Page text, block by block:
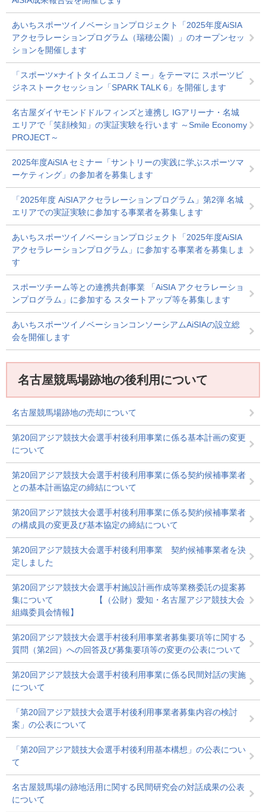
あいちスポーツイノベーションプロジェクト「2025年度AiSIA
アクセラレーションプログラム（瑞穂公園）」のオープンセッ
ションを開催します
「スポーツ×ナイトタイムエコノミー」をテーマに スポーツビ
ジネストークセッション「SPARK TALK 6」を開催します
名古屋ダイヤモンドドルフィンズと連携し IGアリーナ・名城
エリアで「笑顔検知」の実証実験を行います ～Smile Economy
PROJECT～
2025年度AiSIA セミナー「サントリーの実践に学ぶスポーツマ
ーケティング」の参加者を募集します
「2025年度 AiSIAアクセラレーションプログラム」第2弾 名城
エリアでの実証実験に参加する事業者を募集します
あいちスポーツイノベーションプロジェクト「2025年度AiSIA
アクセラレーションプログラム」に参加する事業者を募集しま
す
スポーツチーム等との連携共創事業 「AiSIA アクセラレーショ
ンプログラム」に参加する スタートアップ等を募集します
あいちスポーツイノベーションコンソーシアムAiSIAの設立総
会を開催します
名古屋競馬場跡地の後利用について
名古屋競馬場跡地の売却について
第20回アジア競技大会選手村後利用事業に係る基本計画の変更
について
第20回アジア競技大会選手村後利用事業に係る契約候補事業者
との基本計画協定の締結について
第20回アジア競技大会選手村後利用事業に係る契約候補事業者
の構成員の変更及び基本協定の締結について
第20回アジア競技大会選手村後利用事業 契約候補事業者を決
定しました
第20回アジア競技大会選手村施設計画作成等業務委託の提案募
集について 【（公財）愛知・名古屋アジア競技大会
組織委員会情報】
第20回アジア競技大会選手村後利用事業者募集要項等に関する
質問（第2回）への回答及び募集要項等の変更の公表について
第20回アジア競技大会選手村後利用事業に係る民間対話の実施
について
「第20回アジア競技大会選手村後利用事業者募集内容の検討
案」の公表について
「第20回アジア競技大会選手村後利用基本構想」の公表につい
て
名古屋競馬場の跡地活用に関する民間研究会の対話成果の公表
について